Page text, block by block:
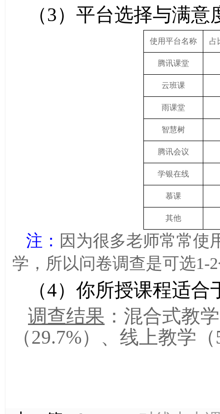
（3） 平台选择与满意
使用平台名称 占
腾讯课堂
云班课
雨课堂
智慧树
腾讯会议
学银在线
慕课
其他
注： 因为很多老师常常使
学，所以问卷调查是可选1-2
（4） 你所授课程适合
调查结果 ：混合式教
（29.7%）、线上教学（